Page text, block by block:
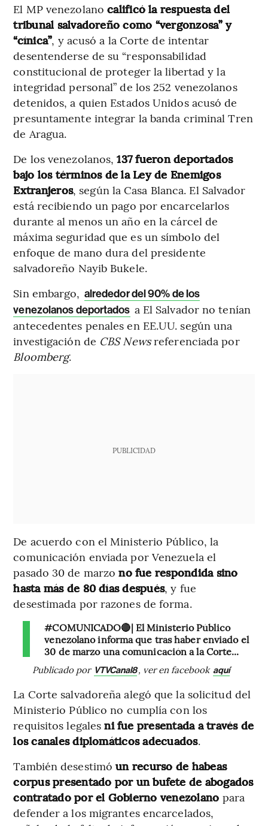
El MP venezolanocalificó la respuesta del
tribunal salvadoreño como “vergonzosa” y
“cínica”, y acusó a la Corte de intentar
desentenderse de su “responsabilidad
constitucional de proteger la libertad y la
integridad personal” de los 252 venezolanos
detenidos, a quien Estados Unidos acusó de
presuntamente integrar la banda criminal Tren
de Aragua.
De los venezolanos,137 fueron deportados
bajo los términos de la Ley de Enemigos
Extranjeros, según la Casa Blanca. El Salvador
está recibiendo un pago por encarcelarlos
durante al menos un año en la cárcel de
máxima seguridad que es un símbolo del
enfoque de mano dura del presidente
salvadoreño Nayib Bukele.
Sin embargo, alrededor del 90% de los
venezolanos deportados a El Salvador no tenían
antecedentes penales en EE.UU. según una
investigación de CBS Newsreferenciada por
Bloomberg.
PUBLICIDAD
De acuerdo con el Ministerio Público, la
comunicación enviada por Venezuela el
pasado 30 de marzono fue respondida sino
hasta más de 80 días después, y fue
desestimada por razones de forma.
#COMUNICADO🔴| El Ministerio Público
venezolano informa que tras haber enviado el
30 de marzo una comunicación a la Corte...
Publicado por VTVCanal8, ver en facebook aquí
La Corte salvadoreña alegó que la solicitud del
Ministerio Público no cumplía con los
requisitos legalesni fue presentada a través de
los canales diplomáticos adecuados.
También desestimóun recurso de habeas
corpus presentado por un bufete de abogados
contratado por el Gobierno venezolano para
defender a los migrantes encarcelados,